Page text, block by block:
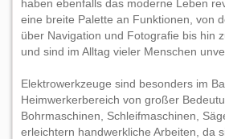
haben ebenfalls das moderne Leben
eine breite Palette an Funktionen, von
über Navigation und Fotografie bis hin
und sind im Alltag vieler Menschen
Elektrowerkzeuge sind besonders im
Heimwerkerbereich von großer
Bohrmaschinen, Schleifmaschinen,
erleichtern handwerkliche Arbeiten, da